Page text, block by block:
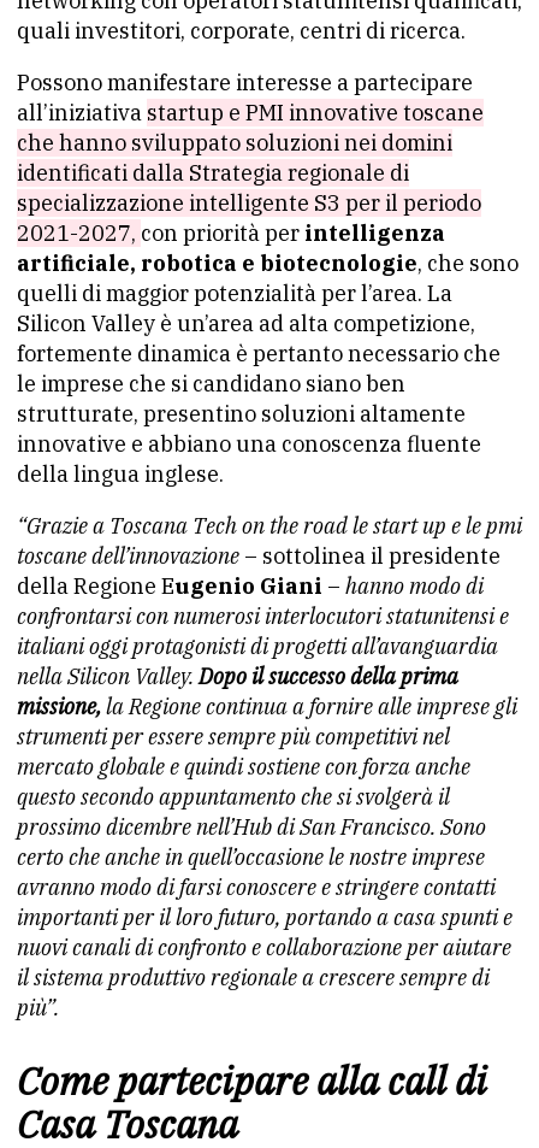
quali investitori, corporate, centri di ricerca.
Possono manifestare interesse a partecipare
all’iniziativa startup e PMI innovative toscane
che hanno sviluppato soluzioni nei domini
identificati dalla Strategia regionale di
specializzazione intelligente S3 per il periodo
2021-2027, con priorità per intelligenza
artificiale, robotica e biotecnologie, che sono
quelli di maggior potenzialità per l’area. La
Silicon Valley è un’area ad alta competizione,
fortemente dinamica è pertanto necessario che
le imprese che si candidano siano ben
strutturate, presentino soluzioni altamente
innovative e abbiano una conoscenza fluente
della lingua inglese.
“Grazie a Toscana Tech on the road le start up e le pmi
toscane dell’innovazione – sottolinea il presidente
della Regione Eugenio Giani – hanno modo di
confrontarsi con numerosi interlocutori statunitensi e
italiani oggi protagonisti di progetti all’avanguardia
nella Silicon Valley.Dopo il successo della prima
missione,la Regione continua a fornire alle imprese gli
strumenti per essere sempre più competitivi nel
mercato globale e quindi sostiene con forza anche
questo secondo appuntamento che si svolgerà il
prossimo dicembre nell’Hub di San Francisco. Sono
certo che anche in quell’occasione le nostre imprese
avranno modo di farsi conoscere e stringere contatti
importanti per il loro futuro, portando a casa spunti e
nuovi canali di confronto e collaborazione per aiutare
il sistema produttivo regionale a crescere sempre di
più”.
Come partecipare alla call di
Casa Toscana